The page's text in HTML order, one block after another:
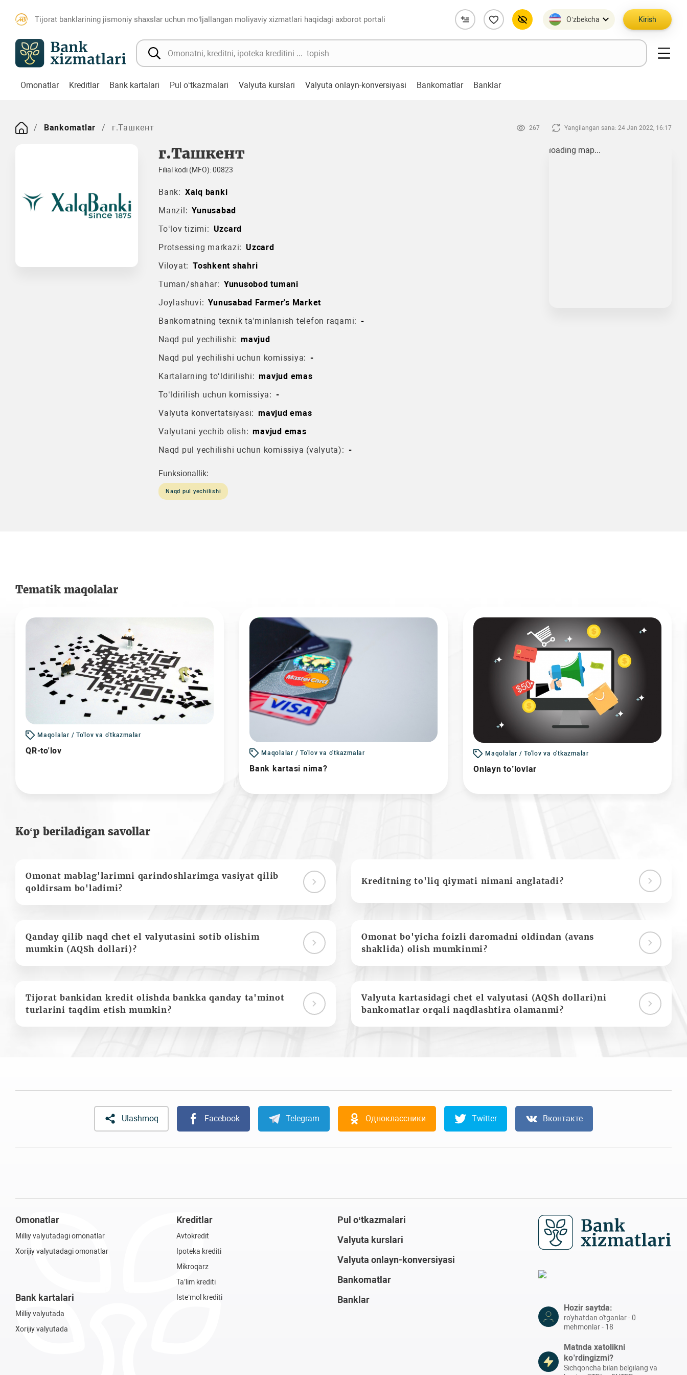
Tijorat banklarining jismoniy shaxslar uchun mo‘ljallangan moliyaviy xizmatlari haqidagi axborot portali O’zbekcha Kirish
Omonatlar Kreditlar Bank kartalari Pul o‘tkazmalari Valyuta kurslari Valyuta onlayn-konversiyasi Bankomatlar Banklar
Bankomatlar г.Ташкент 267 Yangilangan sana: 24 Jan 2022, 16:17
г.Ташкент
Filial kodi (MFO): 00823
Bank: Xalq banki
Manzil: Yunusabad
To‘lov tizimi: Uzcard
Protsessing markazi: Uzcard
Viloyat: Toshkent shahri
Tuman/shahar: Yunusobod tumani
Joylashuvi: Yunusabad Farmer's Market
Bankomatning texnik ta'minlanish telefon raqami: -
Naqd pul yechilishi: mavjud
Naqd pul yechilishi uchun komissiya: -
Kartalarning to‘ldirilishi: mavjud emas
To‘ldirilish uchun komissiya: -
Valyuta konvertatsiyasi: mavjud emas
Valyutani yechib olish: mavjud emas
Naqd pul yechilishi uchun komissiya (valyuta): -
Funksionallik:
Naqd pul yechilishi
loading map...
Tematik maqolalar
Maqolalar / To'lov va o'tkazmalar
QR-to'lov Maqolalar / To'lov va o'tkazmalar
Bank kartasi nima?
Maqolalar / To'lov va o'tkazmalar
Onlayn to’lovlar
Ko‘p beriladigan savollar
Omonat mablag'larimni qarindoshlarimga vasiyat qilib
qoldirsam bo'ladimi?
Kreditning to'liq qiymati nimani anglatadi?
Qanday qilib naqd chet el valyutasini sotib olishim
mumkin (AQSh dollari)?
Omonat bo'yicha foizli daromadni oldindan (avans
shaklida) olish mumkinmi?
Tijorat bankidan kredit olishda bankka qanday ta'minot
turlarini taqdim etish mumkin?
Valyuta kartasidagi chet el valyutasi (AQSh dollari)ni
bankomatlar orqali naqdlashtira olamanmi?
Ulashmoq Facebook Telegram Одноклассники Twitter Вконтакте
Omonatlar
Milliy valyutadagi omonatlar
Xorijiy valyutadagi omonatlar
Bank kartalari
Milliy valyutada
Xorijiy valyutada
Kreditlar
Avtokredit
Ipoteka krediti
Mikroqarz
Ta’lim krediti
Iste’mol krediti
Pul o‘tkazmalari
Valyuta kurslari
Valyuta onlayn-konversiyasi
Bankomatlar
Banklar
Hozir saytda:
ro'yhatdan o'tganlar - 0
mehmonlar - 18
Matnda xatolikni
ko’rdingizmi?
Sichqoncha bilan belgilang va